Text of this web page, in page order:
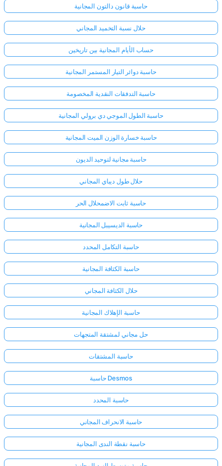
حاسبة قانون دالتون المجانية
حلال نسبة التخميد المجاني
حساب الأيام المجانية بين تاريخين
حاسبة دوائر التيار المستمر المجانية
حاسبة التدفقات النقدية المخصومة
حاسبة الطول الموجي دي برولي المجانية
حاسبة خسارة الوزن الميت المجانية
حاسبة مجانية لتوحيد الديون
حلال طول ديباي المجاني
حاسبة ثابت الاضمحلال الحر
حاسبة الديسيبل المجانية
حاسبة التكامل المحدد
حاسبة الكثافة المجانية
حلال الكثافة المجاني
حاسبة الإهلاك المجانية
حل مجاني لمشتقة المتجهات
حاسبة المشتقات
حاسبة Desmos
حاسبة المحدد
حاسبة الانحراف المجاني
حاسبة نقطة الندى المجانية